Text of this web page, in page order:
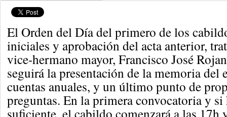
El Orden del Día del primero de los
iniciales y aprobación del acta anterior,
vice-hermano mayor, Francisco José
seguirá la presentación de la memoria del
cuentas anuales, y un último punto de
preguntas. En la primera convocatoria y
suficiente, el cabildo comenzará a las 17h